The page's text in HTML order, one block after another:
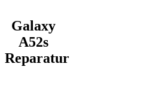
Galaxy
A52s
Reparatur